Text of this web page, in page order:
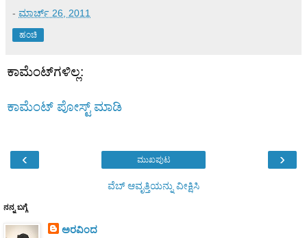
- ಮಾರ್ಚ್ 26, 2011
ಹಂಚಿ
ಕಾಮೆಂಟ್‌ಗಳಿಲ್ಲ:
ಕಾಮೆಂಟ್‌‌ ಪೋಸ್ಟ್‌ ಮಾಡಿ
‹ ›
ಮುಖಪುಟ
ವೆಬ್‌ ಆವೃತ್ತಿಯನ್ನು ವೀಕ್ಷಿಸಿ
ನನ್ನ ಬಗ್ಗೆ
ಅರವಿಂದ